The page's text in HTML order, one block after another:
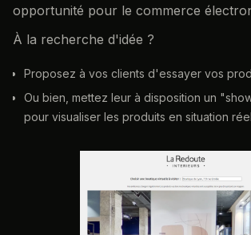
opportunité pour le commerce
À la recherche d'idée ?
Proposez à vos clients d'essayer vos
Ou bien, mettez leur à disposition un
pour visualiser les produits en situation